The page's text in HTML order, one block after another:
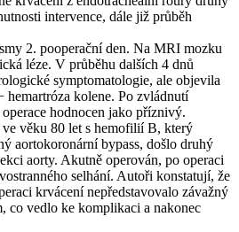
intervence, dále již průběh
2. pooperační den. Na MRI mozku
léze. V průběhu dalších 4 dnů
symptomatologie, ale objevila
hemartróza kolene. Po zvládnutí
hodnocen jako příznivý.
věku 80 let s hemofilií B, který
aortokoronární bypass, došlo druhý
aorty. Akutně operován, po operaci
selhání. Autoři konstatují, že
krvácení nepředstavovalo závažný
co vedlo ke komplikaci a nakonec